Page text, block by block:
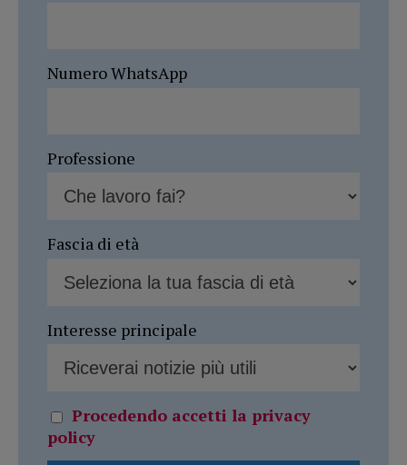
Numero WhatsApp
Professione
Fascia di età
Interesse principale
Procedendo accetti la privacy
policy